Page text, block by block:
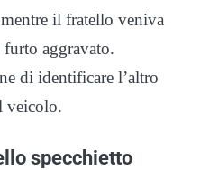
il fratello veniva
aggravato.
di identificare l’altro
veicolo.
specchietto